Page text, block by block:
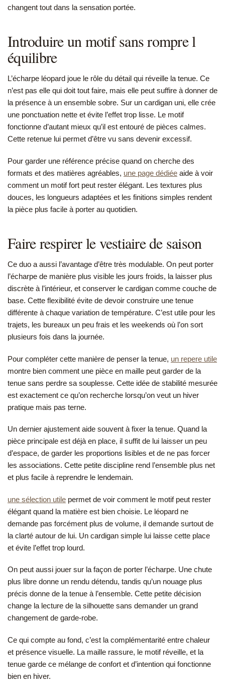
changent tout dans la sensation portée.
Introduire un motif sans rompre l
équilibre
L’écharpe léopard joue le rôle du détail qui réveille la tenue. Ce
n’est pas elle qui doit tout faire, mais elle peut suffire à donner de
la présence à un ensemble sobre. Sur un cardigan uni, elle crée
une ponctuation nette et évite l’effet trop lisse. Le motif
fonctionne d’autant mieux qu’il est entouré de pièces calmes.
Cette retenue lui permet d’être vu sans devenir excessif.
Pour garder une référence précise quand on cherche des
formats et des matières agréables, une page dédiée aide à voir
comment un motif fort peut rester élégant. Les textures plus
douces, les longueurs adaptées et les finitions simples rendent
la pièce plus facile à porter au quotidien.
Faire respirer le vestiaire de saison
Ce duo a aussi l’avantage d’être très modulable. On peut porter
l’écharpe de manière plus visible les jours froids, la laisser plus
discrète à l’intérieur, et conserver le cardigan comme couche de
base. Cette flexibilité évite de devoir construire une tenue
différente à chaque variation de température. C’est utile pour les
trajets, les bureaux un peu frais et les weekends où l’on sort
plusieurs fois dans la journée.
Pour compléter cette manière de penser la tenue, un repere utile
montre bien comment une pièce en maille peut garder de la
tenue sans perdre sa souplesse. Cette idée de stabilité mesurée
est exactement ce qu’on recherche lorsqu’on veut un hiver
pratique mais pas terne.
Un dernier ajustement aide souvent à fixer la tenue. Quand la
pièce principale est déjà en place, il suffit de lui laisser un peu
d’espace, de garder les proportions lisibles et de ne pas forcer
les associations. Cette petite discipline rend l’ensemble plus net
et plus facile à reprendre le lendemain.
une sélection utile permet de voir comment le motif peut rester
élégant quand la matière est bien choisie. Le léopard ne
demande pas forcément plus de volume, il demande surtout de
la clarté autour de lui. Un cardigan simple lui laisse cette place
et évite l’effet trop lourd.
On peut aussi jouer sur la façon de porter l’écharpe. Une chute
plus libre donne un rendu détendu, tandis qu’un nouage plus
précis donne de la tenue à l’ensemble. Cette petite décision
change la lecture de la silhouette sans demander un grand
changement de garde-robe.
Ce qui compte au fond, c’est la complémentarité entre chaleur
et présence visuelle. La maille rassure, le motif réveille, et la
tenue garde ce mélange de confort et d’intention qui fonctionne
bien en hiver.